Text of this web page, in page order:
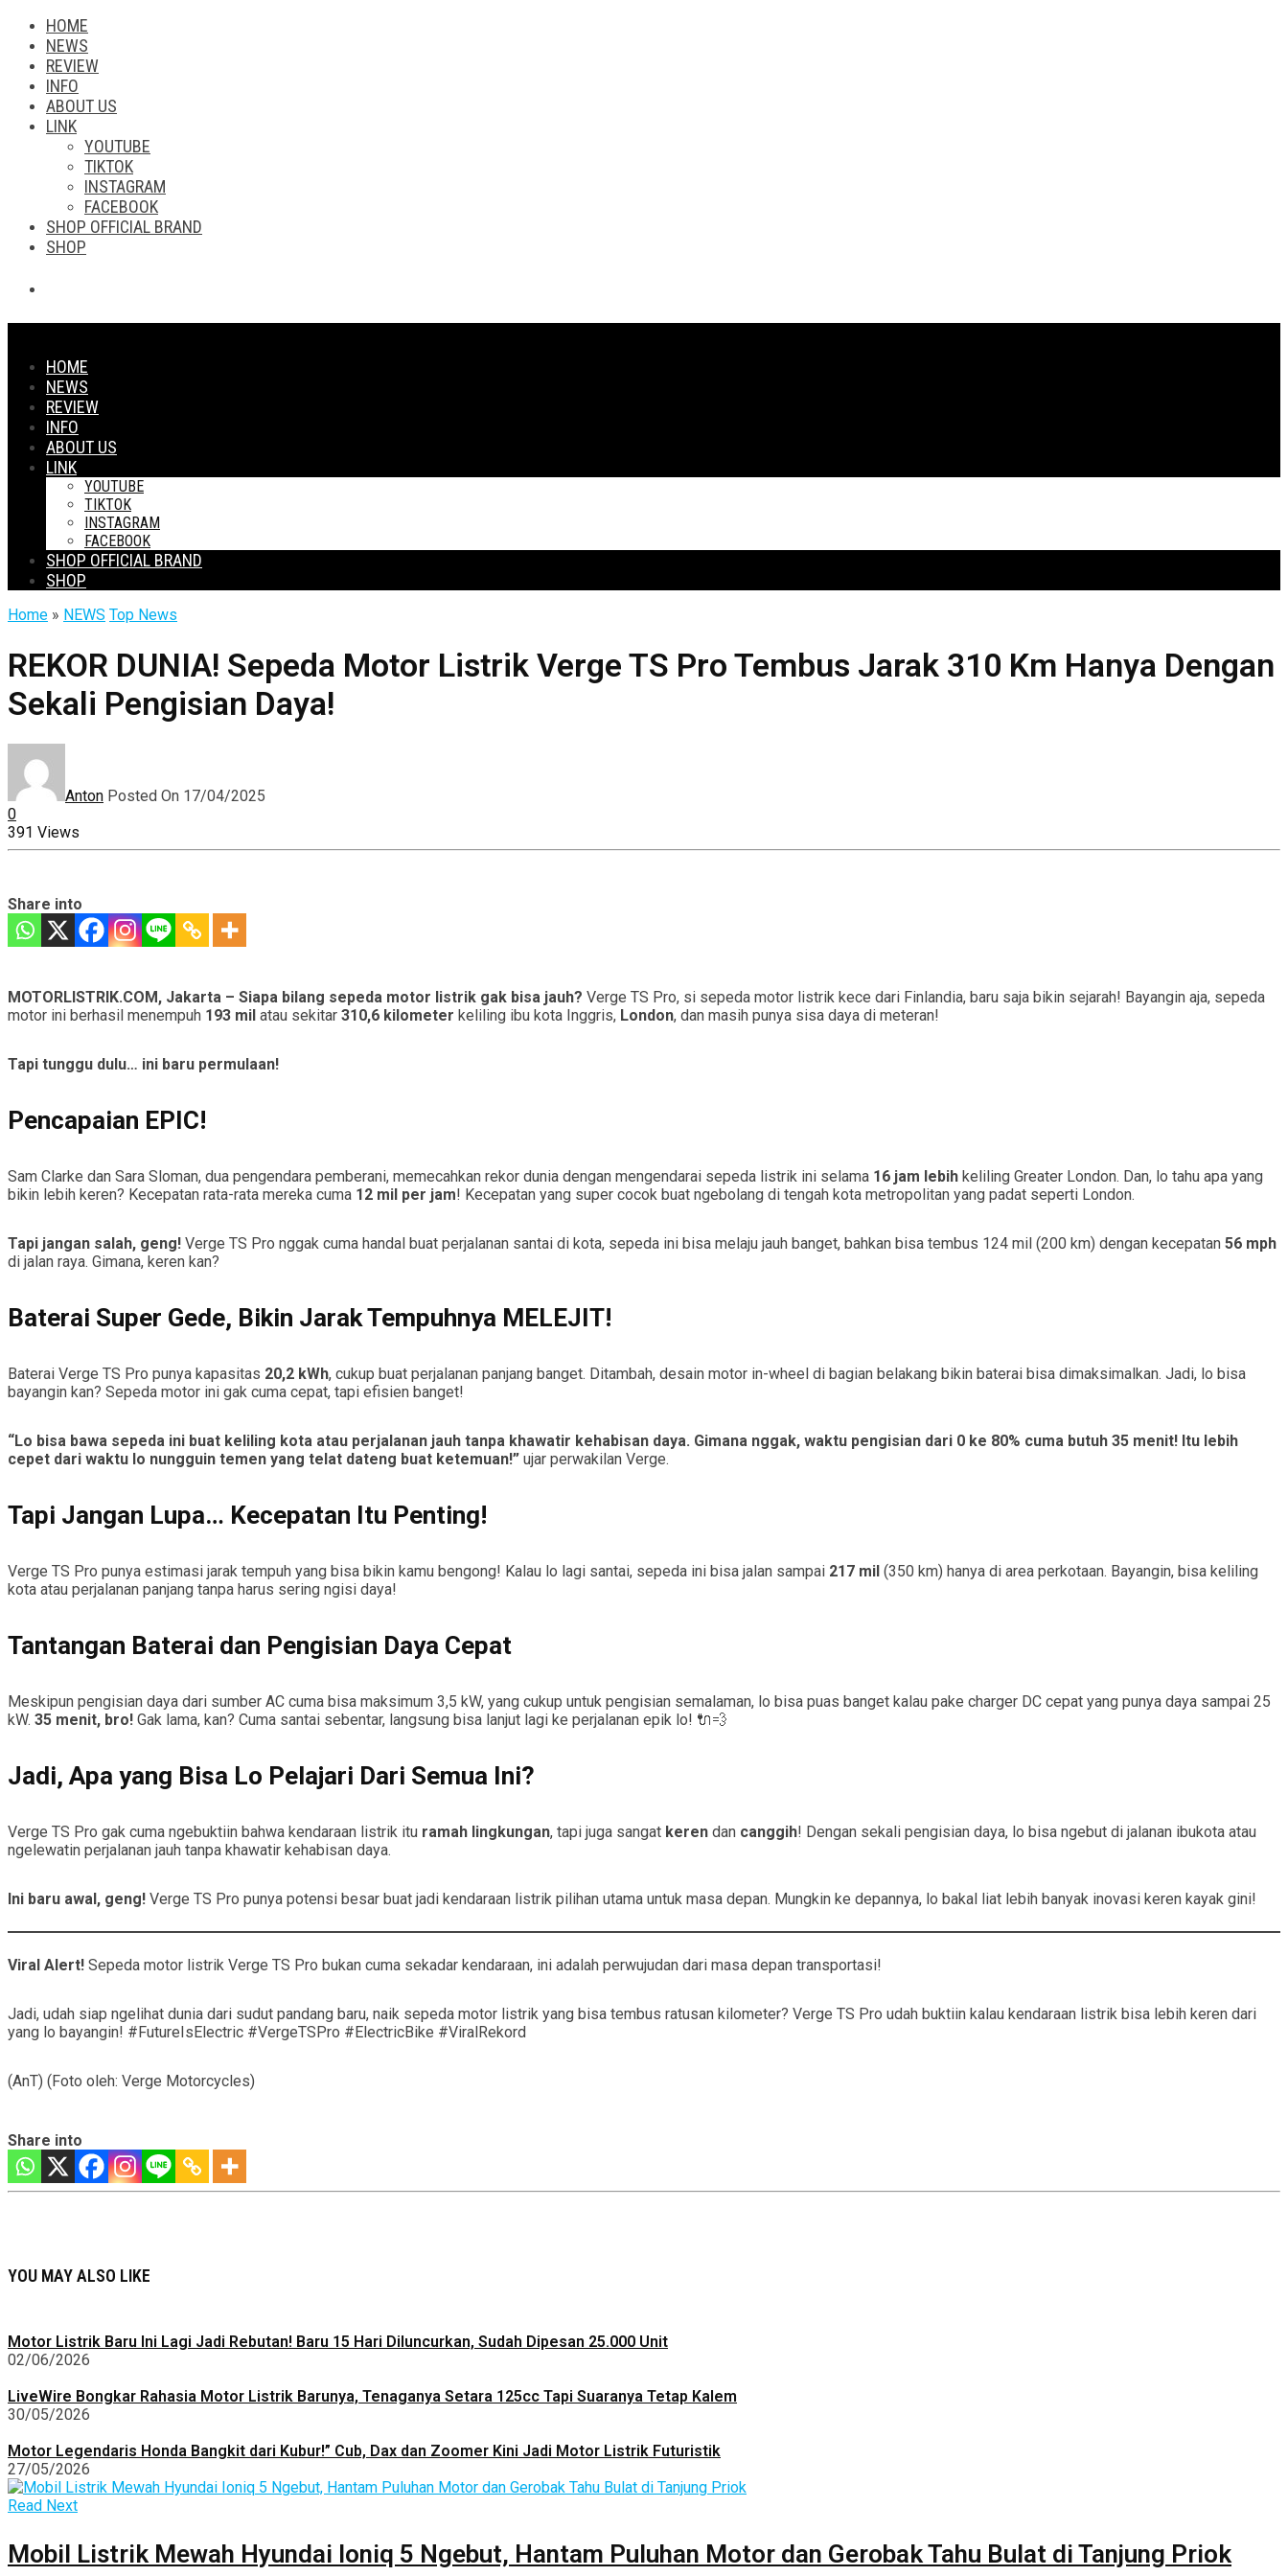
HOME
NEWS
REVIEW
INFO
ABOUT US
LINK
YOUTUBE
TIKTOK
INSTAGRAM
FACEBOOK
SHOP OFFICIAL BRAND
SHOP
HOME
NEWS
REVIEW
INFO
ABOUT US
LINK
YOUTUBE
TIKTOK
INSTAGRAM
FACEBOOK
SHOP OFFICIAL BRAND
SHOP
Home » NEWS Top News
REKOR DUNIA! Sepeda Motor Listrik Verge TS Pro Tembus Jarak 310 Km Hanya Dengan
Sekali Pengisian Daya!
Anton Posted On 17/04/2025
0
391 Views
Share into
MOTORLISTRIK.COM, Jakarta – Siapa bilang sepeda motor listrik gak bisa jauh? Verge TS Pro, si sepeda motor listrik kece dari Finlandia, baru saja bikin sejarah! Bayangin aja, sepeda
motor ini berhasil menempuh 193 mil atau sekitar 310,6 kilometer keliling ibu kota Inggris, London, dan masih punya sisa daya di meteran!
Tapi tunggu dulu… ini baru permulaan!
Pencapaian EPIC!
Sam Clarke dan Sara Sloman, dua pengendara pemberani, memecahkan rekor dunia dengan mengendarai sepeda listrik ini selama 16 jam lebih keliling Greater London. Dan, lo tahu apa yang
bikin lebih keren? Kecepatan rata-rata mereka cuma 12 mil per jam! Kecepatan yang super cocok buat ngebolang di tengah kota metropolitan yang padat seperti London.
Tapi jangan salah, geng! Verge TS Pro nggak cuma handal buat perjalanan santai di kota, sepeda ini bisa melaju jauh banget, bahkan bisa tembus 124 mil (200 km) dengan kecepatan 56 mph
di jalan raya. Gimana, keren kan?
Baterai Super Gede, Bikin Jarak Tempuhnya MELEJIT!
Baterai Verge TS Pro punya kapasitas 20,2 kWh, cukup buat perjalanan panjang banget. Ditambah, desain motor in-wheel di bagian belakang bikin baterai bisa dimaksimalkan. Jadi, lo bisa
bayangin kan? Sepeda motor ini gak cuma cepat, tapi efisien banget!
“Lo bisa bawa sepeda ini buat keliling kota atau perjalanan jauh tanpa khawatir kehabisan daya. Gimana nggak, waktu pengisian dari 0 ke 80% cuma butuh 35 menit! Itu lebih
cepet dari waktu lo nungguin temen yang telat dateng buat ketemuan!” ujar perwakilan Verge.
Tapi Jangan Lupa… Kecepatan Itu Penting!
Verge TS Pro punya estimasi jarak tempuh yang bisa bikin kamu bengong! Kalau lo lagi santai, sepeda ini bisa jalan sampai 217 mil (350 km) hanya di area perkotaan. Bayangin, bisa keliling
kota atau perjalanan panjang tanpa harus sering ngisi daya!
Tantangan Baterai dan Pengisian Daya Cepat
Meskipun pengisian daya dari sumber AC cuma bisa maksimum 3,5 kW, yang cukup untuk pengisian semalaman, lo bisa puas banget kalau pake charger DC cepat yang punya daya sampai 25
kW. 35 menit, bro! Gak lama, kan? Cuma santai sebentar, langsung bisa lanjut lagi ke perjalanan epik lo! 🔌💨
Jadi, Apa yang Bisa Lo Pelajari Dari Semua Ini?
Verge TS Pro gak cuma ngebuktiin bahwa kendaraan listrik itu ramah lingkungan, tapi juga sangat keren dan canggih! Dengan sekali pengisian daya, lo bisa ngebut di jalanan ibukota atau
ngelewatin perjalanan jauh tanpa khawatir kehabisan daya.
Ini baru awal, geng! Verge TS Pro punya potensi besar buat jadi kendaraan listrik pilihan utama untuk masa depan. Mungkin ke depannya, lo bakal liat lebih banyak inovasi keren kayak gini!
Viral Alert! Sepeda motor listrik Verge TS Pro bukan cuma sekadar kendaraan, ini adalah perwujudan dari masa depan transportasi!
Jadi, udah siap ngelihat dunia dari sudut pandang baru, naik sepeda motor listrik yang bisa tembus ratusan kilometer? Verge TS Pro udah buktiin kalau kendaraan listrik bisa lebih keren dari
yang lo bayangin! #FutureIsElectric #VergeTSPro #ElectricBike #ViralRekord
(AnT) (Foto oleh: Verge Motorcycles)
Share into
YOU MAY ALSO LIKE
Motor Listrik Baru Ini Lagi Jadi Rebutan! Baru 15 Hari Diluncurkan, Sudah Dipesan 25.000 Unit
02/06/2026
LiveWire Bongkar Rahasia Motor Listrik Barunya, Tenaganya Setara 125cc Tapi Suaranya Tetap Kalem
30/05/2026
Motor Legendaris Honda Bangkit dari Kubur!” Cub, Dax dan Zoomer Kini Jadi Motor Listrik Futuristik
27/05/2026
Read Next
Mobil Listrik Mewah Hyundai Ioniq 5 Ngebut, Hantam Puluhan Motor dan Gerobak Tahu Bulat di Tanjung Priok